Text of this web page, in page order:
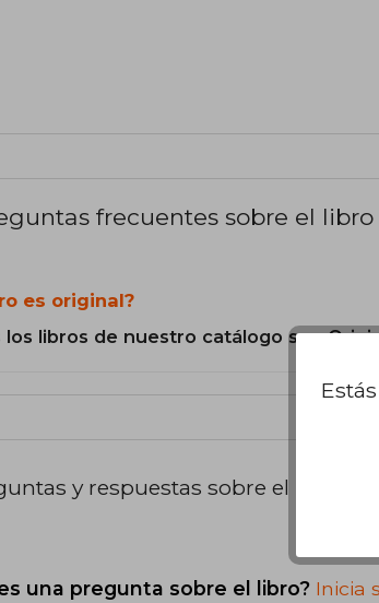
frecuentes sobre el libro
es original?
los libros de nuestro catálogo son
y respuestas sobre el libro
una pregunta sobre el libro? Inicia